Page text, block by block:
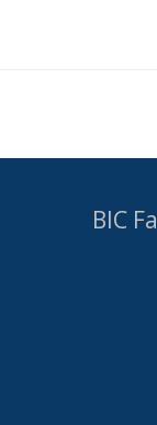
BIC